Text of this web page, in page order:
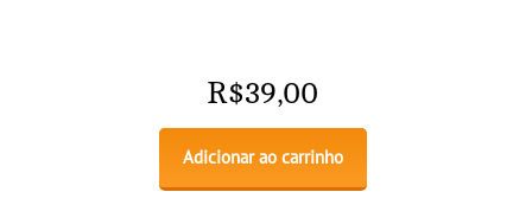
R$39,00
Adicionar ao carrinho